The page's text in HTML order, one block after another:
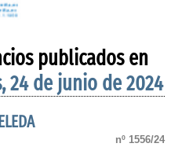
publicados en
24 de junio de 2024
nº 1556/24